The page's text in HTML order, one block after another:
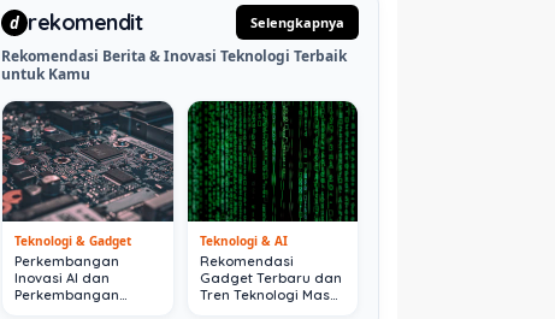
d rekomendit Selengkapnya
Rekomendasi Berita & Inovasi Teknologi Terbaik
untuk Kamu
Teknologi & Gadget
Perkembangan
Inovasi AI dan
Perkembangan
Teknologi & AI
Rekomendasi
Gadget Terbaru dan
Tren Teknologi Masa